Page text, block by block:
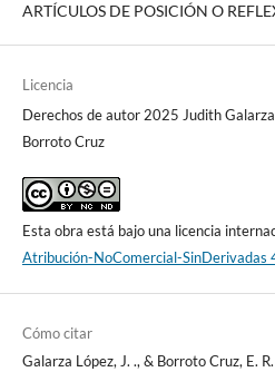
ARTÍCULOS DE POSICIÓN O
Licencia
Derechos de autor 2025 Judith
Borroto Cruz
Esta obra está bajo una licencia
Atribución-NoComercial-SinDerivadas
Cómo citar
Galarza López, J. ., & Borroto Cruz, E.